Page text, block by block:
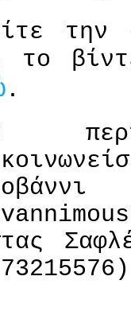
την
το
.